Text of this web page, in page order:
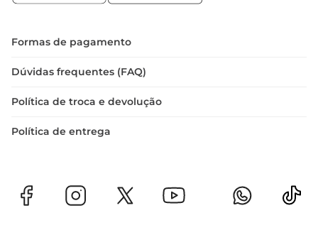
Formas de pagamento
Dúvidas frequentes (FAQ)
Política de troca e devolução
Política de entrega